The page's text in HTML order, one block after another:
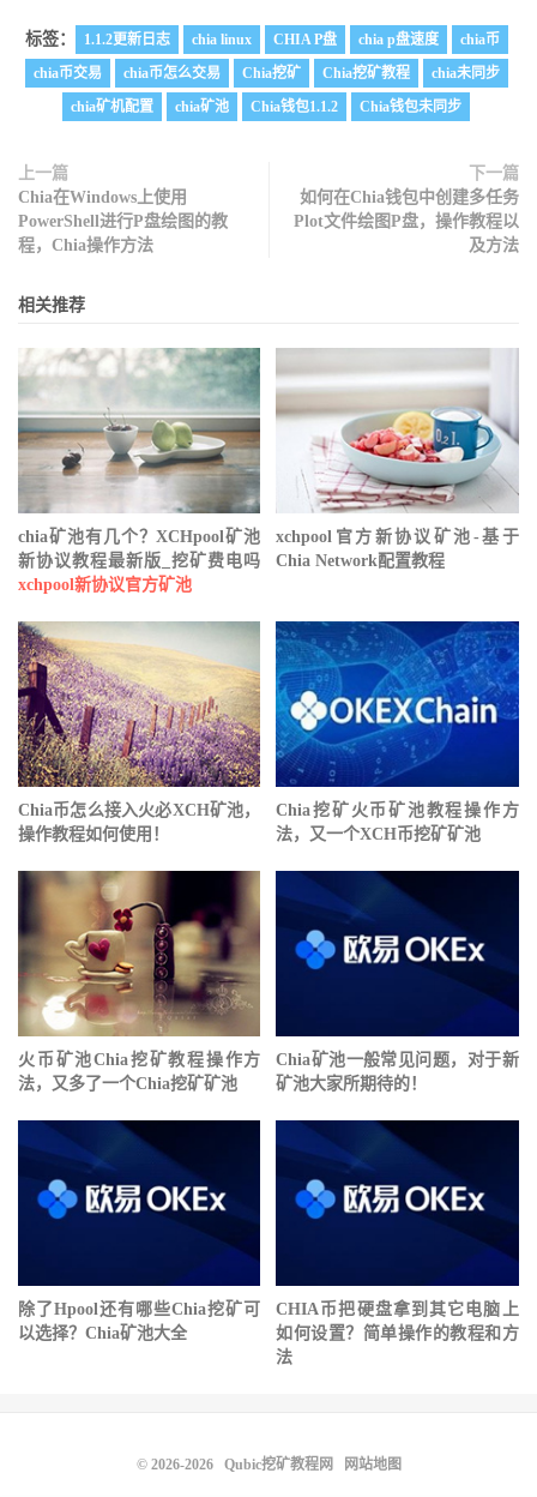
标签： 1.1.2更新日志 chia linux CHIA P盘 chia p盘速度
chia币
chia币交易
chia币怎么交易 Chia挖矿 Chia挖矿教程
chia未同步
chia矿机配置
chia矿池 Chia钱包1.1.2 Chia钱包未同步
上一篇
Chia在Windows上使用
PowerShell进行P盘绘图的教
程，Chia操作方法
下一篇
如何在Chia钱包中创建多任务
Plot文件绘图P盘，操作教程以
及方法
相关推荐
chia矿池有几个？XCHpool矿池
新协议教程最新版_挖矿费电吗
xchpool新协议官方矿池
xchpool官方新协议矿池-基于
Chia Network配置教程
Chia币怎么接入火必XCH矿池，
操作教程如何使用！
Chia挖矿⽕币矿池教程操作方
法，又一个XCH币挖矿矿池
⽕币矿池Chia挖矿教程操作方
法，又多了一个Chia挖矿矿池
Chia矿池一般常见问题，对于新
矿池大家所期待的！
除了Hpool还有哪些Chia挖矿可
以选择？Chia矿池大全
CHIA币把硬盘拿到其它电脑上
如何设置？简单操作的教程和方
法
© 2026-2026 Qubic挖矿教程网 网站地图